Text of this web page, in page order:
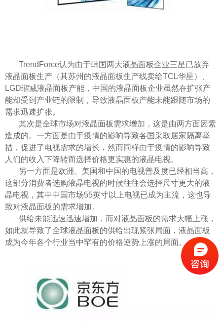
TrendForce认为由于韩国两大液晶面板企业三星已放弃
液晶面板生产（其苏州的液晶面板生产线卖给TCL华星）、
LGD缩减液晶面板产能，中国的液晶面板企业虽然在扩张产
能却受到产业链的限制，导致液晶面板产能未能跟随市场的
需求迅速扩张。
其次是全球市场对液晶面板需求增加，这是由两方面因素
造成的。一方面是由于疫情的影响导致各国采取居家隔离举
措，促进了电视需求的增长，然而同样由于疫情的影响导致
人们的收入下降转而选择价格更实惠的液晶电视。
另一方面是欧洲、美国和中国的电视普及度已经相当高，
这部分消费者选购液晶电视的时候往往会选择尺寸更大的液
晶电视，其中中国市场55英寸以上电视已成为主流，这也导
致对液晶面板的需求增加。
供给未能迅速迅速增加，而对液晶面板的需求大幅上涨，
如此就导致了全球液晶面板的供给出现紧张局面，液晶面板
成为今年各个行业当中罕有的价格逆势上涨的局面。